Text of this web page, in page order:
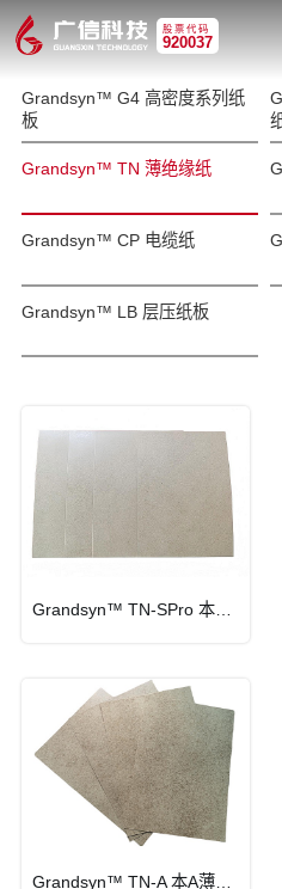
股票代码
920037
Grandsyn™ G4 高密度系列纸
板
Grandsyn™ TN 薄绝缘纸
Grandsyn™ CP 电缆纸
Grandsyn™ LB 层压纸板